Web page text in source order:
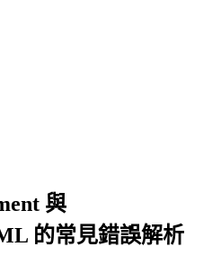
與
的常見錯誤解析